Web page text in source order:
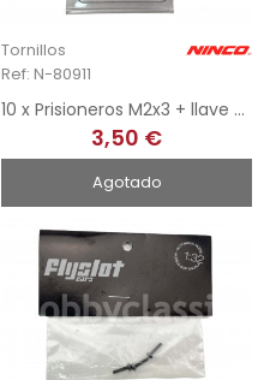
Tornillos
Ref: N-80911
10 x Prisioneros M2x3 + llave Allen
3,50 €
Agotado